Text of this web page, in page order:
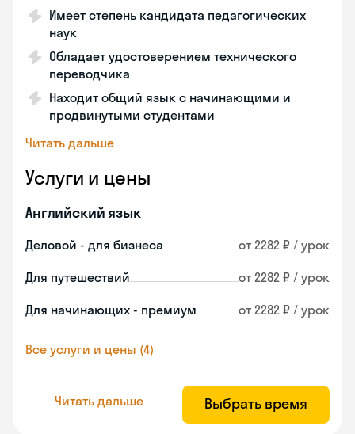
Имеет степень кандидата педагогических
наук
Обладает удостоверением технического
переводчика
Находит общий язык с начинающими и
продвинутыми студентами
Читать дальше
Услуги и цены
Английский язык
Деловой - для бизнеса от 2282 ₽ / урок
Для путешествий от 2282 ₽ / урок
Для начинающих - премиум от 2282 ₽ / урок
Все услуги и цены (4)
Читать дальше Выбрать время